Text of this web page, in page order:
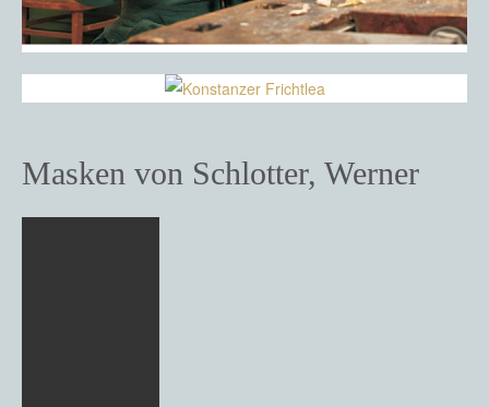
Masken von Schlotter, Werner